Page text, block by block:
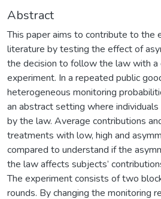
Abstract
This paper aims to contribute to the
literature by testing the effect of
the decision to follow the law with
experiment. In a repeated public
heterogeneous monitoring
an abstract setting where
by the law. Average contributions
treatments with low, high and
compared to understand if the
the law affects subjects’
The experiment consists of two
rounds. By changing the monitoring